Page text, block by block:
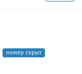
номер скрыт